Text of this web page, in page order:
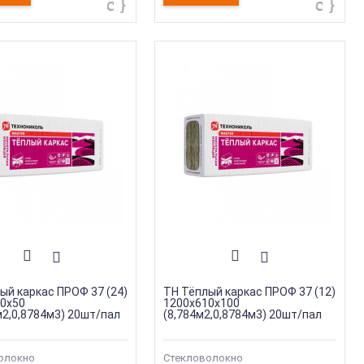
каркас ПРОФ 37 (24)
20шт/пал
ТН Тёплый каркас ПРОФ 37 (12)
1200х610х100
(8,784м2,0,8784м3) 20шт/пал
Стекловолокно